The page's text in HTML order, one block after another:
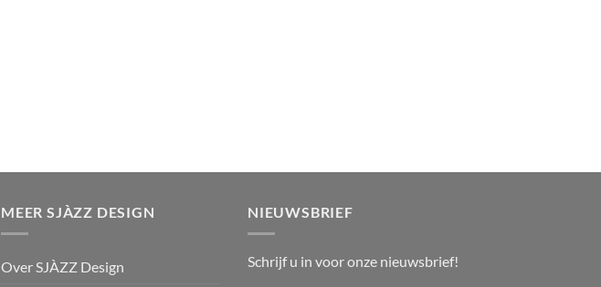
MEER SJÀZZ DESIGN
Over SJÀZZ Design
NIEUWSBRIEF
Schrijf u in voor onze nieuwsbrief!